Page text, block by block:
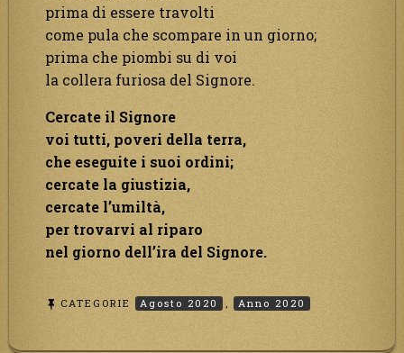
prima di essere travolti
come pula che scompare in un giorno;
prima che piombi su di voi
la collera furiosa del Signore.
Cercate il Signore
voi tutti, poveri della terra,
che eseguite i suoi ordini;
cercate la giustizia,
cercate l’umiltà,
per trovarvi al riparo
nel giorno dell’ira del Signore.
CATEGORIE Agosto 2020 , Anno 2020